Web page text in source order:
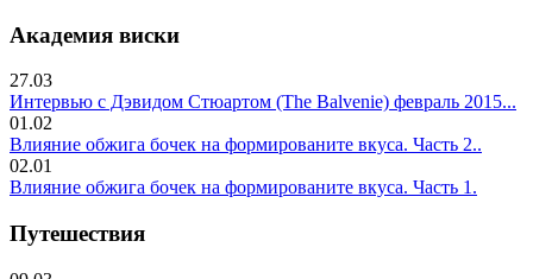
Академия виски
27.03
Интервью с Дэвидом Стюартом (The Balvenie) февраль 2015...
01.02
Влияние обжига бочек на формированите вкуса. Часть 2..
02.01
Влияние обжига бочек на формированите вкуса. Часть 1.
Путешествия